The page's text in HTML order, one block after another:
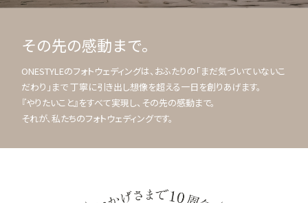
その先の感動まで。
ONESTYLEのフォトウェディングは、おふたりの「まだ気づいていないこ
だわり」まで 丁寧に引き出し想像を超える一日を創りあげます。
『やりたいこと』をすべて実現し、その先の感動まで。
それが、私たちのフォトウェディングです。